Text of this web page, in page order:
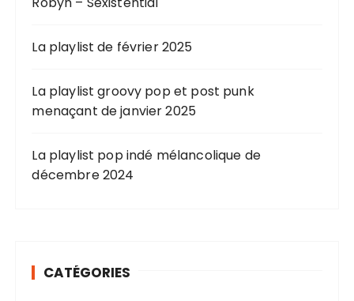
La playlist de février 2025
La playlist groovy pop et post punk
menaçant de janvier 2025
La playlist pop indé mélancolique de
décembre 2024
CATÉGORIES